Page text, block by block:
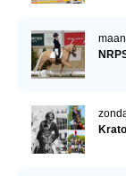
Inloggen
REGIO'S
Regio